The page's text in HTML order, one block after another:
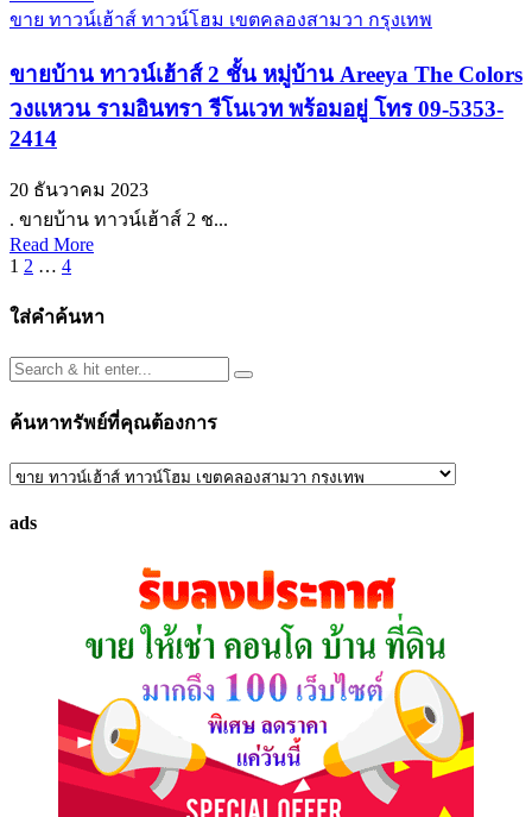
ขาย ทาวน์เฮ้าส์ ทาวน์โฮม เขตคลองสามวา กรุงเทพ
ขายบ้าน ทาวน์เฮ้าส์ 2 ชั้น หมู่บ้าน Areeya The Colors
วงแหวน รามอินทรา รีโนเวท พร้อมอยู่ โทร 09-5353-
2414
20 ธันวาคม 2023
. ขายบ้าน ทาวน์เฮ้าส์ 2 ช...
Read More
Posts
pagination
1 2 … 4
ใส่คำค้นหา
ค้นหาทรัพย์ที่คุณต้องการ
ค้นหา
ที่
ads